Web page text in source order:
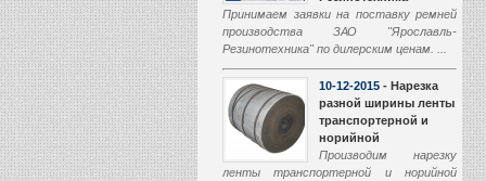
Принимаем заявки на поставку ремней
производства ЗАО "Ярославль-
Резинотехника" по дилерским ценам. ...
10-12-2015 - Нарезка
разной ширины ленты
транспортерной и
норийной
Производим нарезку
ленты транспортерной и норийной